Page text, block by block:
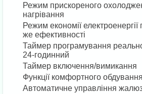
Режим прискореного
нагрівання
Режим економії електроенергії
же ефективності
Таймер програмування
24-годинний
Таймер включення/вимикання
Функції комфортного обдування
Автоматичне управління